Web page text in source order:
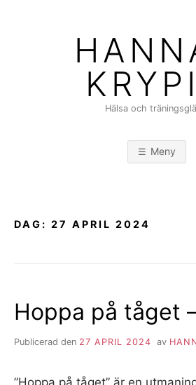
Hälsa och
Meny
DAG: 27 APRIL 2024
Hoppa på tåget
Publicerad den 27 APRIL 2024 av
”Hoppa på tåget” är en